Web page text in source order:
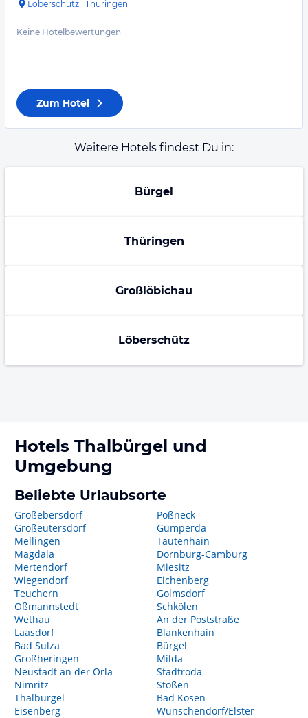
Löberschütz · Thüringen
Keine Hotelbewertungen
Zum Hotel
Weitere Hotels findest Du in:
Bürgel
Thüringen
Großlöbichau
Löberschütz
Hotels Thalbürgel und
Umgebung
Beliebte Urlaubsorte
Großebersdorf
Großeutersdorf
Mellingen
Magdala
Mertendorf
Wiegendorf
Teuchern
Oßmannstedt
Wethau
Laasdorf
Bad Sulza
Großheringen
Neustadt an der Orla
Nimritz
Thalbürgel
Eisenberg
Pößneck
Gumperda
Tautenhain
Dornburg-Camburg
Miesitz
Eichenberg
Golmsdorf
Schkölen
An der Poststraße
Blankenhain
Bürgel
Milda
Stadtroda
Stößen
Bad Kösen
Wünschendorf/Elster